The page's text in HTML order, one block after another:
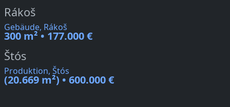
Rákoš
Gebäude, Rákoš
300 m² • 177.000 €
Štós
Produktion, Štós
(20.669 m²) • 600.000 €